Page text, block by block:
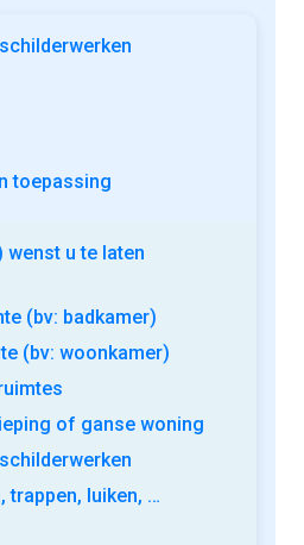
toepassing
wenst u te laten
(bv: badkamer)
(bv: woonkamer)
of ganse woning
trappen, luiken, …